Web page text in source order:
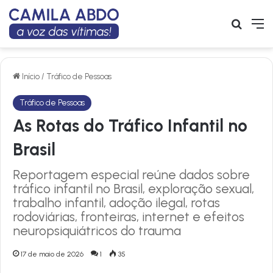
Início / Tráfico de Pessoas
Tráfico de Pessoas
As Rotas do Tráfico Infantil no
Brasil
Reportagem especial reúne dados sobre
tráfico infantil no Brasil, exploração sexual,
trabalho infantil, adoção ilegal, rotas
rodoviárias, fronteiras, internet e efeitos
neuropsiquiátricos do trauma
17 de maio de 2026 1 35